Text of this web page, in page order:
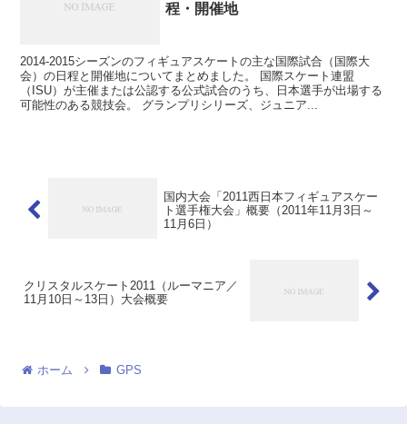
程・開催地
2014-2015シーズンのフィギュアスケートの主な国際試合（国際大
会）の日程と開催地についてまとめました。 国際スケート連盟
（ISU）が主催または公認する公式試合のうち、日本選手が出場する
可能性のある競技会。 グランプリシリーズ、ジュニア...
国内大会「2011西日本フィギュアスケー
ト選手権大会」概要（2011年11月3日～
11月6日）
クリスタルスケート2011（ルーマニア／
11月10日～13日）大会概要
ホーム GPS